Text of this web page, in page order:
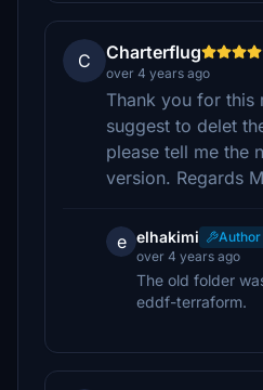
C Charterflug
over 4 years ago
Thank you for this
suggest to delet
please tell me the
version. Regards
e elhakimi
Author
over 4 years ago
The old folder
eddf-terraform.